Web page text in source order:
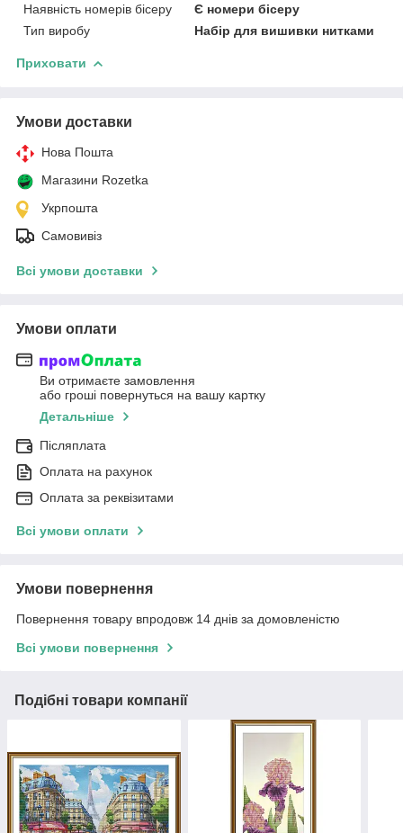
Наявність номерів бісеру
Є номери бісеру
Тип виробу
Набір для вишивки нитками
Приховати
Умови доставки
Нова Пошта
Магазини Rozetka
Укрпошта
Самовивіз
Всі умови доставки
Умови оплати
Ви отримаєте замовлення
або гроші повернуться на вашу картку
Детальніше
Післяплата
Оплата на рахунок
Оплата за реквізитами
Всі умови оплати
Умови повернення
Повернення товару впродовж 14 днів за домовленістю
Всі умови повернення
Подібні товари компанії